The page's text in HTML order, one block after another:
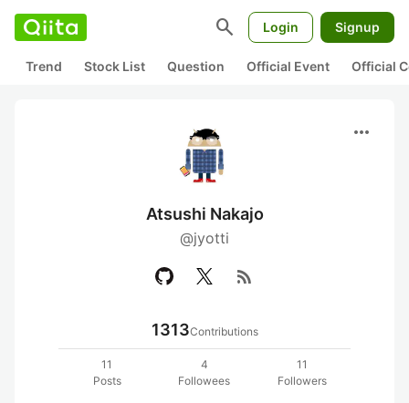
search Login Signup
Trend Stock List Question Official Event Official
more_horiz
Atsushi Nakajo
@jyotti
rss_feed
1313Contributions
11
Posts
4
Followees
11
Followers